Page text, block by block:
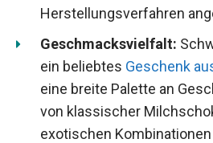
Herstellungsverfahren
Geschmacksvielfalt:
ein beliebtes Geschenk
eine breite Palette an
von klassischer
exotischen